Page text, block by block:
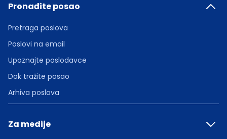
Pronađite posao
Pretraga poslova
Poslovi na email
Upoznajte poslodavce
Dok tražite posao
Arhiva poslova
Za medije